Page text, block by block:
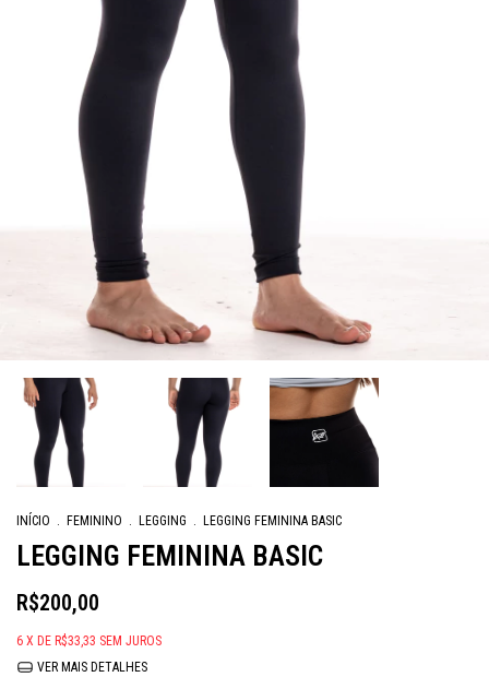
INÍCIO . FEMININO . LEGGING . LEGGING FEMININA BASIC
LEGGING FEMININA BASIC
R$200,00
6 X DE R$33,33 SEM JUROS
VER MAIS DETALHES